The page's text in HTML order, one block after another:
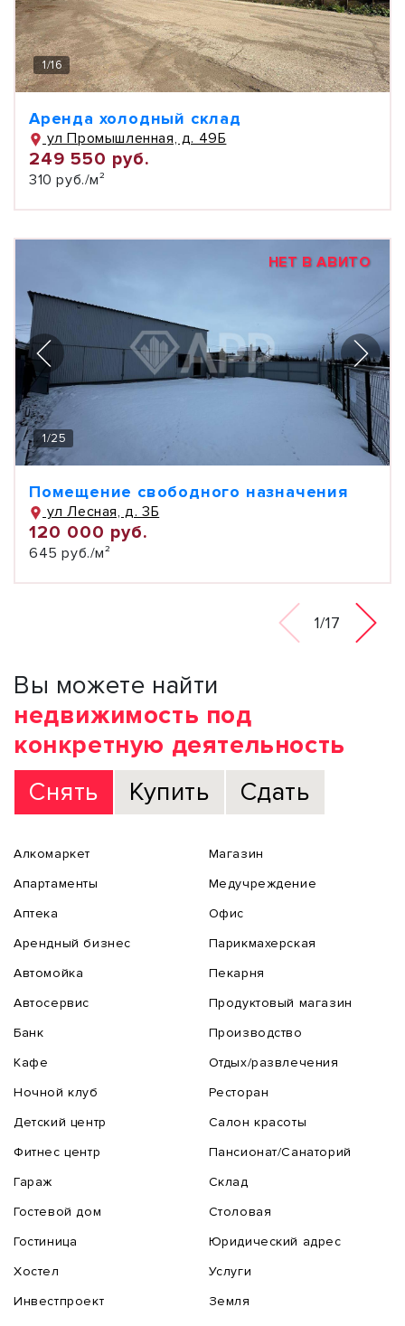
1/16
Аренда холодный склад
ул Промышленная, д. 49Б
249 550 руб.
310 руб./м²
НЕТ В АВИТО
1/25
Помещение свободного назначения
ул Лесная, д. 3Б
120 000 руб.
645 руб./м²
1/17
Вы можете найти
недвижимость под
конкретную деятельность
Снять
Купить Сдать
Алкомаркет
Апартаменты
Аптека
Арендный бизнес
Автомойка
Автосервис
Банк
Кафе
Ночной клуб
Детский центр
Фитнес центр
Гараж
Гостевой дом
Гостиница
Хостел
Инвестпроект
Магазин
Медучреждение
Офис
Парикмахерская
Пекарня
Продуктовый магазин
Производство
Отдых/развлечения
Ресторан
Салон красоты
Пансионат/Санаторий
Склад
Столовая
Юридический адрес
Услуги
Земля